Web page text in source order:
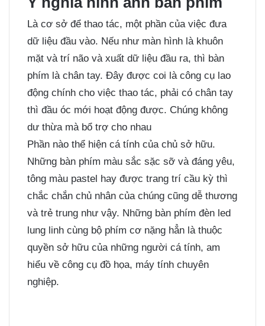
Là cơ sở để thao tác, một phần của việc đưa
dữ liệu đầu vào. Nếu như màn hình là khuôn
mặt và trí não và xuất dữ liệu đầu ra, thì bàn
phím là chân tay. Đây được coi là công cụ lao
động chính cho việc thao tác, phải có chân tay
thì đầu óc mới hoạt động được. Chúng không
dư thừa mà bổ trợ cho nhau
Phần nào thể hiện cá tính của chủ sở hữu.
Những bàn phím màu sắc sặc sỡ và đáng yêu,
tông màu pastel hay được trang trí cầu kỳ thì
chắc chắn chủ nhân của chúng cũng dễ thương
và trẻ trung như vậy. Những bàn phím đèn led
lung linh cùng bộ phím cơ nặng hẳn là thuộc
quyền sở hữu của những người cá tính, am
hiểu về công cụ đồ họa, máy tính chuyên
nghiệp.